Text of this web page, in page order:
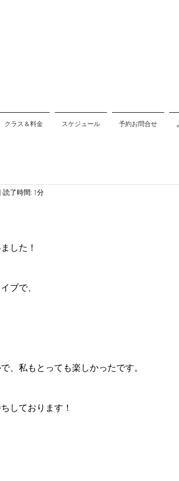
クラス＆料金 スケジュール 予約お問合せ
読了時間: 1分
した！
ブで、
、私もとっても楽しかったです。
しております！